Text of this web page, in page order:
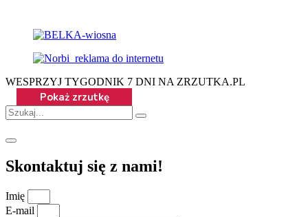
WESPRZYJ TYGODNIK 7 DNI NA ZRZUTKA.PL
Skontaktuj się z nami!
Imię
E-mail